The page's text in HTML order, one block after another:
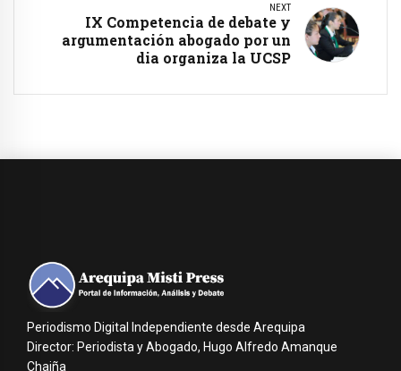
NEXT
IX Competencia de debate y
argumentación abogado por un
dia organiza la UCSP
Periodismo Digital Independiente desde Arequipa
Director: Periodista y Abogado, Hugo Alfredo Amanque
Chaiña